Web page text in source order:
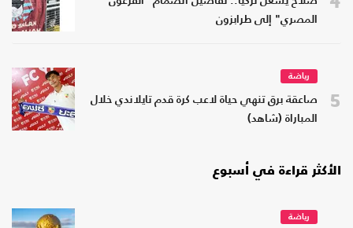
المصري" إلى طرابزون
5
رياضة
صاعقة برق تنهي حياة لاعب كرة قدم تايلاندي خلال
المباراة (شاهد)
الأكثر قراءة في أسبوع
رياضة